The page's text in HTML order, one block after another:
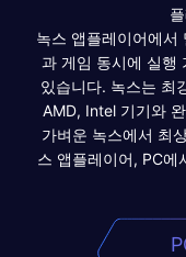
녹스 앱플레이어에서
과 게임 동시에 실행
있습니다. 녹스는 최
AMD, Intel 기기와
가벼운 녹스에서 최
스 앱플레이어, PC에